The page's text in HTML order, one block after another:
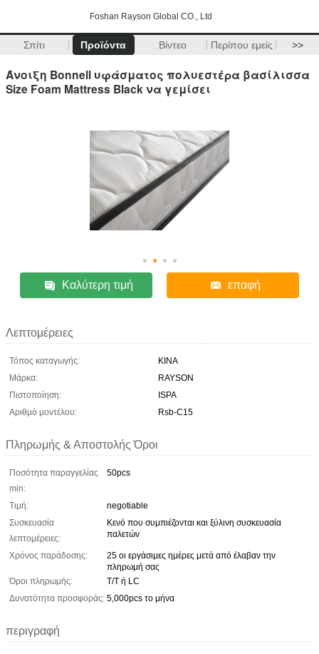
Foshan Rayson Global CO., Ltd
Σπίτι Προϊόντα Βίντεο Περίπου εμείς >>
Άνοιξη Bonnell υφάσματος πολυεστέρα βασίλισσα
Size Foam Mattress Black να γεμίσει
Καλύτερη τιμή επαφή
Λεπτομέρειες
Τόπος καταγωγής:
ΚΙΝΑ
Μάρκα:
RAYSON
Πιστοποίηση:
ISPA
Αριθμό μοντέλου:
Rsb-C15
Πληρωμής & Αποστολής Όροι
Ποσότητα παραγγελίας
min:
50pcs
Τιμή:
negotiable
Συσκευασία
λεπτομέρειες:
Κενό που συμπιέζονται και ξύλινη συσκευασία
παλετών
Χρόνος παράδοσης:
25 οι εργάσιμες ημέρες μετά από έλαβαν την
πληρωμή σας
Όροι πληρωμής:
T/T ή LC
Δυνατότητα προσφοράς: 5,000pcs το μήνα
περιγραφή